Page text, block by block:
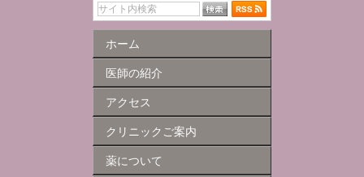
ホーム
医師の紹介
アクセス
クリニックご案内
薬について